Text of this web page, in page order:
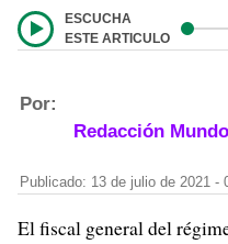
ESCUCHA
ESTE ARTICULO
Por:
Redacción Mundo
Publicado: 13 de julio de 2021 -
El fiscal general del